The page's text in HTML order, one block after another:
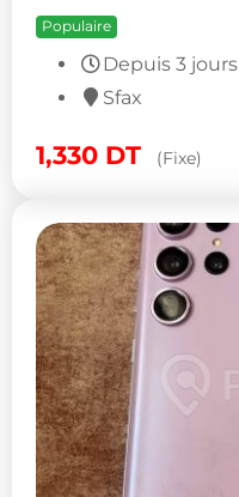
Populaire
Depuis 3 jours
Sfax
1,330 DT (Fixe)